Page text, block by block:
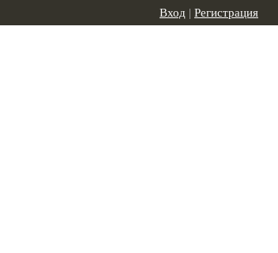
Вход | Регистрация